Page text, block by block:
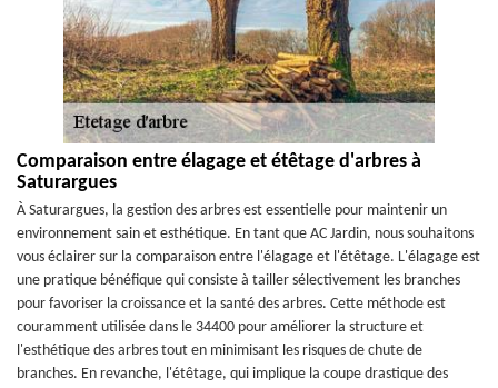
Comparaison entre élagage et étêtage d'arbres à
Saturargues
À Saturargues, la gestion des arbres est essentielle pour maintenir un
environnement sain et esthétique. En tant que AC Jardin, nous souhaitons
vous éclairer sur la comparaison entre l'élagage et l'étêtage. L'élagage est
une pratique bénéfique qui consiste à tailler sélectivement les branches
pour favoriser la croissance et la santé des arbres. Cette méthode est
couramment utilisée dans le 34400 pour améliorer la structure et
l'esthétique des arbres tout en minimisant les risques de chute de
branches. En revanche, l'étêtage, qui implique la coupe drastique des